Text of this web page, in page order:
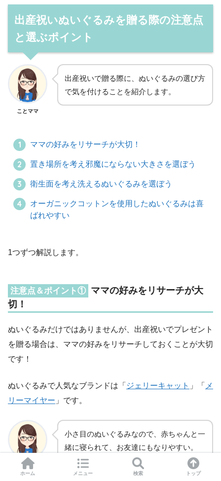
出産祝いぬいぐるみを贈る際の注意点
と選ぶポイント
ことママ
出産祝いで贈る際に、ぬいぐるみの選び方
で気を付けることを紹介します。
ママの好みをリサーチが大切！
置き場所を考え邪魔にならない大きさを選ぼう
衛生面を考え洗えるぬいぐるみを選ぼう
オーガニックコットンを使用したぬいぐるみは喜
ばれやすい
1つずつ解説します。
注意点＆ポイント① ママの好みをリサーチが大
切！
ぬいぐるみだけではありませんが、出産祝いでプレゼント
を贈る場合は、ママの好みをリサーチしておくことが大切
です！
ぬいぐるみで人気なブランドは「 ジェリーキャット 」「 メ
リーマイヤー 」です。
ことママ
小さ目のぬいぐるみなので、赤ちゃんと一
緒に寝られて、お友達にもなりやすい。
ホーム メニュー 検索 トップ